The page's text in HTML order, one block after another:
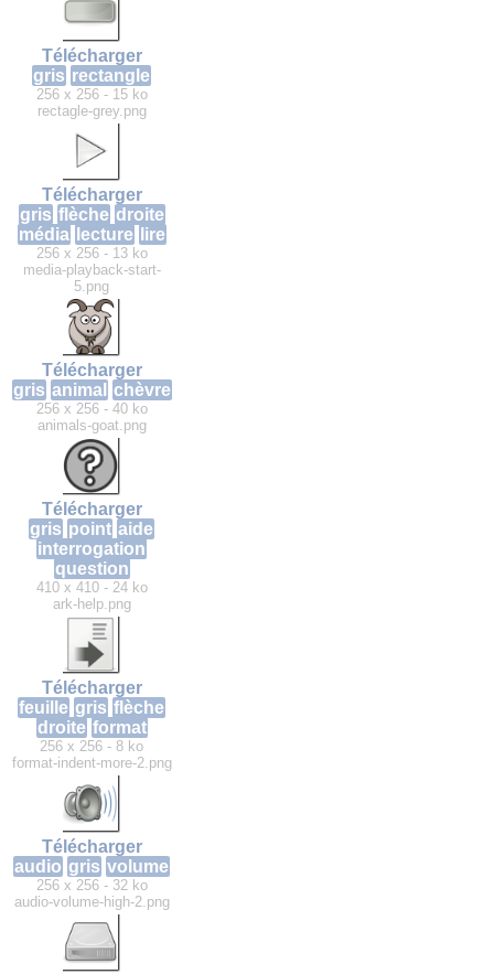
Télécharger
gris rectangle
256 x 256 - 15 ko
rectagle-grey.png
Télécharger
gris flèche droite
média
lecture lire
256 x 256 - 13 ko
media-playback-start-
5.png
Télécharger
gris animal chèvre
256 x 256 - 40 ko
animals-goat.png
Télécharger
gris point aide
interrogation
question
410 x 410 - 24 ko
ark-help.png
Télécharger
feuille gris flèche
droite format
256 x 256 - 8 ko
format-indent-more-2.png
Télécharger
audio gris volume
256 x 256 - 32 ko
audio-volume-high-2.png